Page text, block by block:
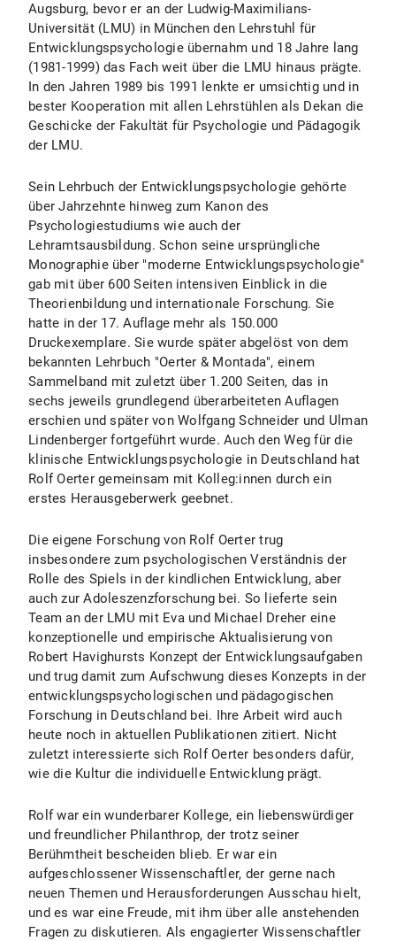
Augsburg, bevor er an der Ludwig-Maximilians-
Universität (LMU) in München den Lehrstuhl für
Entwicklungspsychologie übernahm und 18 Jahre lang
(1981-1999) das Fach weit über die LMU hinaus prägte.
In den Jahren 1989 bis 1991 lenkte er umsichtig und in
bester Kooperation mit allen Lehrstühlen als Dekan die
Geschicke der Fakultät für Psychologie und Pädagogik
der LMU.
Sein Lehrbuch der Entwicklungspsychologie gehörte
über Jahrzehnte hinweg zum Kanon des
Psychologiestudiums wie auch der
Lehramtsausbildung. Schon seine ursprüngliche
Monographie über "moderne Entwicklungspsychologie"
gab mit über 600 Seiten intensiven Einblick in die
Theorienbildung und internationale Forschung. Sie
hatte in der 17. Auflage mehr als 150.000
Druckexemplare. Sie wurde später abgelöst von dem
bekannten Lehrbuch "Oerter & Montada", einem
Sammelband mit zuletzt über 1.200 Seiten, das in
sechs jeweils grundlegend überarbeiteten Auflagen
erschien und später von Wolfgang Schneider und Ulman
Lindenberger fortgeführt wurde. Auch den Weg für die
klinische Entwicklungspsychologie in Deutschland hat
Rolf Oerter gemeinsam mit Kolleg:innen durch ein
erstes Herausgeberwerk geebnet.
Die eigene Forschung von Rolf Oerter trug
insbesondere zum psychologischen Verständnis der
Rolle des Spiels in der kindlichen Entwicklung, aber
auch zur Adoleszenzforschung bei. So lieferte sein
Team an der LMU mit Eva und Michael Dreher eine
konzeptionelle und empirische Aktualisierung von
Robert Havighursts Konzept der Entwicklungsaufgaben
und trug damit zum Aufschwung dieses Konzepts in der
entwicklungspsychologischen und pädagogischen
Forschung in Deutschland bei. Ihre Arbeit wird auch
heute noch in aktuellen Publikationen zitiert. Nicht
zuletzt interessierte sich Rolf Oerter besonders dafür,
wie die Kultur die individuelle Entwicklung prägt.
Rolf war ein wunderbarer Kollege, ein liebenswürdiger
und freundlicher Philanthrop, der trotz seiner
Berühmtheit bescheiden blieb. Er war ein
aufgeschlossener Wissenschaftler, der gerne nach
neuen Themen und Herausforderungen Ausschau hielt,
und es war eine Freude, mit ihm über alle anstehenden
Fragen zu diskutieren. Als engagierter Wissenschaftler